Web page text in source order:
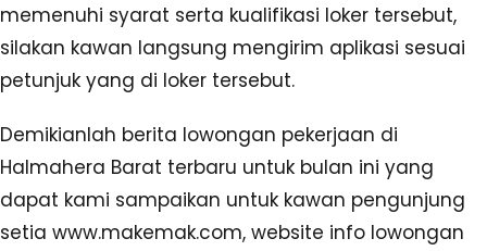
memenuhi syarat serta kualifikasi loker tersebut,
silakan kawan langsung mengirim aplikasi sesuai
petunjuk yang di loker tersebut.
Demikianlah berita lowongan pekerjaan di
Halmahera Barat terbaru untuk bulan ini yang
dapat kami sampaikan untuk kawan pengunjung
setia www.makemak.com, website info lowongan